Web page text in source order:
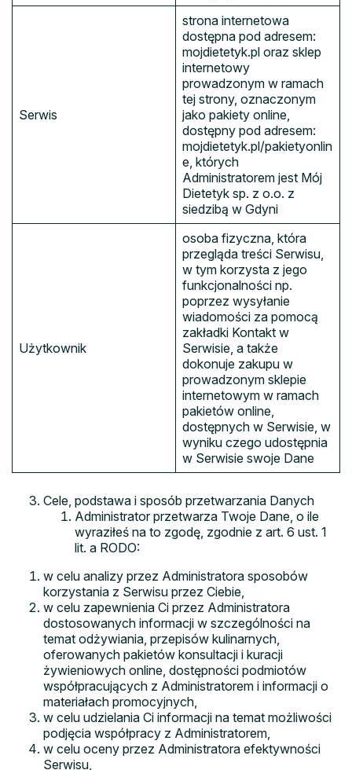
Serwis
strona internetowa
dostępna pod adresem:
mojdietetyk.pl oraz sklep
internetowy
prowadzonym w ramach
tej strony, oznaczonym
jako pakiety online,
dostępny pod adresem:
mojdietetyk.pl/pakietyonlin
e, których
Administratorem jest Mój
Dietetyk sp. z o.o. z
siedzibą w Gdyni
Użytkownik
osoba fizyczna, która
przegląda treści Serwisu,
w tym korzysta z jego
funkcjonalności np.
poprzez wysyłanie
wiadomości za pomocą
zakładki Kontakt w
Serwisie, a także
dokonuje zakupu w
prowadzonym sklepie
internetowym w ramach
pakietów online,
dostępnych w Serwisie, w
wyniku czego udostępnia
w Serwisie swoje Dane
Cele, podstawa i sposób przetwarzania Danych
Administrator przetwarza Twoje Dane, o ile
wyraziłeś na to zgodę, zgodnie z art. 6 ust. 1
lit. a RODO:
w celu analizy przez Administratora sposobów
korzystania z Serwisu przez Ciebie,
w celu zapewnienia Ci przez Administratora
dostosowanych informacji w szczególności na
temat odżywiania, przepisów kulinarnych,
oferowanych pakietów konsultacji i kuracji
żywieniowych online, dostępności podmiotów
współpracujących z Administratorem i informacji o
materiałach promocyjnych,
w celu udzielania Ci informacji na temat możliwości
podjęcia współpracy z Administratorem,
w celu oceny przez Administratora efektywności
Serwisu,